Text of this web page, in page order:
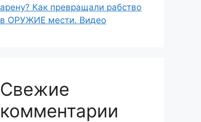
арену? Как превращали рабство
в ОРУЖИЕ мести. Видео
Свежие
комментарии